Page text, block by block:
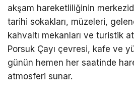
akşam hareketliliğinin
tarihi sokakları, müzeleri,
kahvaltı mekanları ve turistik
Porsuk Çayı çevresi, kafe ve
günün hemen her saatinde
atmosferi sunar.